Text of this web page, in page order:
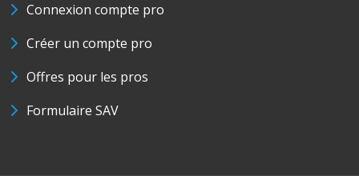
Connexion compte pro
Créer un compte pro
Offres pour les pros
Formulaire SAV